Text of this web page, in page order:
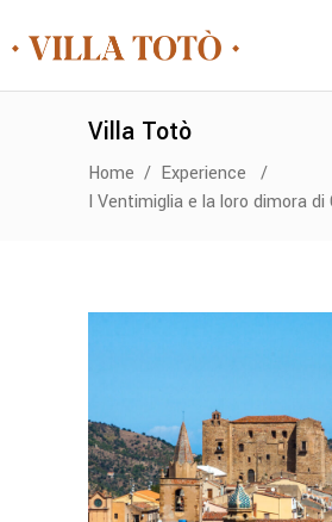
Villa Totò
Home / Experience
/
I Ventimiglia e la loro dimora di